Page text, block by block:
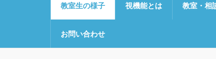
教室生の様子 視機能とは 教室・相
お問い合わせ